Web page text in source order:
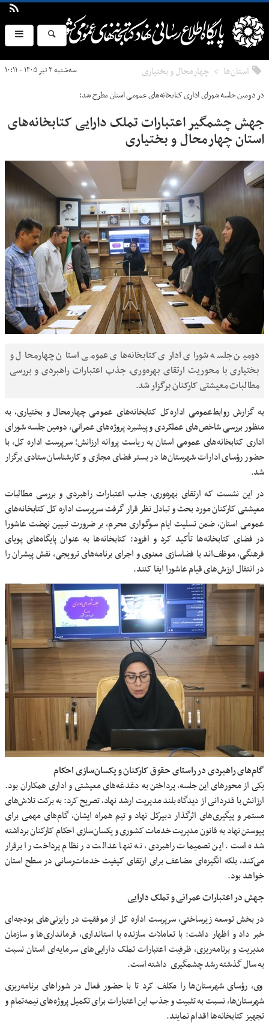
استان‌ها چهارمحال و بختياری سه‌شنبه ۲ تیر ۱۴۰۵ - ۱۰:۱۱
در دومین جلسه شورای اداری کتابخانه‌های عمومی استان مطرح شد؛
جهش چشمگیر اعتبارات تملک دارایی کتابخانه‌های
استان چهارمحال و بختیاری
دومین جلسه شورای اداری کتابخانه‌های عمومی استان چهارمحال و
بختیاری با محوریت ارتقای بهره‌وری، جذب اعتبارات راهبردی و بررسی
مطالبات معیشتی کارکنان برگزار شد.
به گزارش روابط‌عمومی اداره‌کل کتابخانه‌های عمومی چهارمحال و بختیاری، به
منظور بررسی شاخص‌های عملکردی و پیشبرد پروژه‌های عمرانی، دومین جلسه شورای
اداری کتابخانه‌های عمومی استان به ریاست پروانه ارزانش؛ سرپرست اداره کل، با
حضور رؤسای ادارات شهرستان‌ها در بستر فضای مجازی و کارشناسان ستادی برگزار
شد.
در این نشست که ارتقای بهره‌وری، جذب اعتبارات راهبردی و بررسی مطالبات
معیشتی کارکنان مورد بحث و تبادل نظر قرار گرفت سرپرست اداره کل کتابخانه‌های
عمومی استان، ضمن تسلیت ایام سوگواری محرم، بر ضرورت تبیین نهضت عاشورا
در فضای کتابخانه‌ها تأکید کرد و افزود: کتابخانه‌ها به عنوان پایگاه‌های پویای
فرهنگی، موظف‌اند با فضاسازی معنوی و اجرای برنامه‌های ترویجی، نقش پیشران را
در انتقال ارزش‌های قیام عاشورا ایفا کنند.
گام‌های راهبردی در راستای حقوق کارکنان و یکسان‌سازی احکام
یکی از محورهای این جلسه، پرداختن به دغدغه‌های معیشتی و اداری همکاران بود.
ارزانش با قدردانی از دیدگاه بلند مدیریت ارشد نهاد، تصریح کرد: به برکت تلاش‌های
مستمر و پیگیری‌های اثرگذار دبیرکل نهاد و تیم همراه ایشان، گام‌های مهمی برای
پیوستن نهاد به قانون مدیریت خدمات کشوری و یکسان‌سازی احکام کارکنان برداشته
شده است. این تصمیمات راهبردی، نه تنها عدالت در نظام پرداخت را برقرار
می‌کند، بلکه انگیزه‌ای مضاعف برای ارتقای کیفیت خدمات‌رسانی در سطح استان
خواهد بود.
جهش در اعتبارات عمرانی و تملک دارایی
در بخش توسعه زیرساختی، سرپرست اداره کل از موفقیت در رایزنی‌های بودجه‌ای
خبر داد و اظهار داشت: با تعاملات سازنده با استانداری، فرمانداری‌ها و سازمان
مدیریت و برنامه‌ریزی، ظرفیت اعتبارات تملک دارایی‌های سرمایه‌ای استان نسبت
به سال گذشته رشد چشمگیری داشته است.
وی، رؤسای شهرستان‌ها را مکلف کرد تا با حضور فعال در شوراهای برنامه‌ریزی
شهرستان‌ها، نسبت به تثبیت و جذب این اعتبارات برای تکمیل پروژه‌های نیمه‌تمام و
تجهیز کتابخانه‌ها اقدام نمایند.